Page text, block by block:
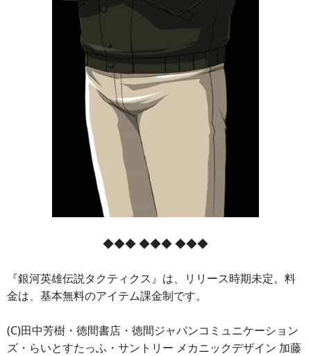
◆◆◆ ◆◆◆ ◆◆◆
『銀河英雄伝説タクティクス』は、リリース時期未定。料
金は、基本無料のアイテム課金制です。
(C)田中芳樹・徳間書店・徳間ジャパンコミュニケーション
ズ・らいとすたっふ・サントリー メカニックデザイン 加藤